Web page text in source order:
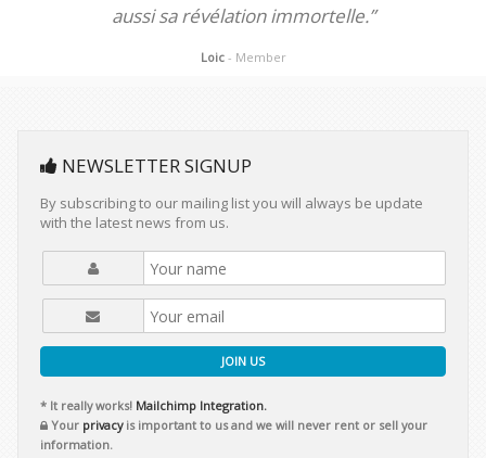
aussi sa révélation immortelle.”
Loic - Member
NEWSLETTER SIGNUP
By subscribing to our mailing list you will always be update
with the latest news from us.
JOIN US
* It really works! Mailchimp Integration.
Your privacyis important to us and we will never rent or sell your
information.